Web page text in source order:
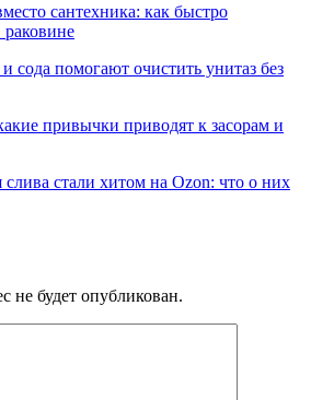
сантехника: как быстро
раковине
сода помогают очистить унитаз без
привычки приводят к засорам и
стали хитом на Ozon: что о них
не будет опубликован.